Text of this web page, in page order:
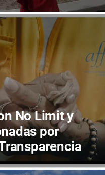
No Limit y
por